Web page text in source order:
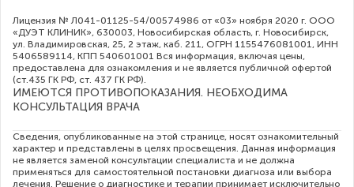
Лицензия № Л041-01125-54/00574986 от «03» ноября 2020 г. ООО
«ДУЭТ КЛИНИК», 630003, Новосибирская область, г. Новосибирск,
ул. Владимировская, 25, 2 этаж, каб. 211, ОГРН 1155476081001, ИНН
5406589114, КПП 540601001 Вся информация, включая цены,
предоставлена для ознакомления и не является публичной офертой
(ст.435 ГК РФ, cт. 437 ГК РФ).
ИМЕЮТСЯ ПРОТИВОПОКАЗАНИЯ. НЕОБХОДИМА
КОНСУЛЬТАЦИЯ ВРАЧА
Сведения, опубликованные на этой странице, носят ознакомительный
характер и представлены в целях просвещения. Данная информация
не является заменой консультации специалиста и не должна
применяться для самостоятельной постановки диагноза или выбора
лечения. Решение о диагностике и терапии принимает исключительно